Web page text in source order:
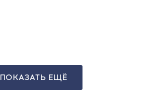
ПОКАЗАТЬ ЕЩЁ